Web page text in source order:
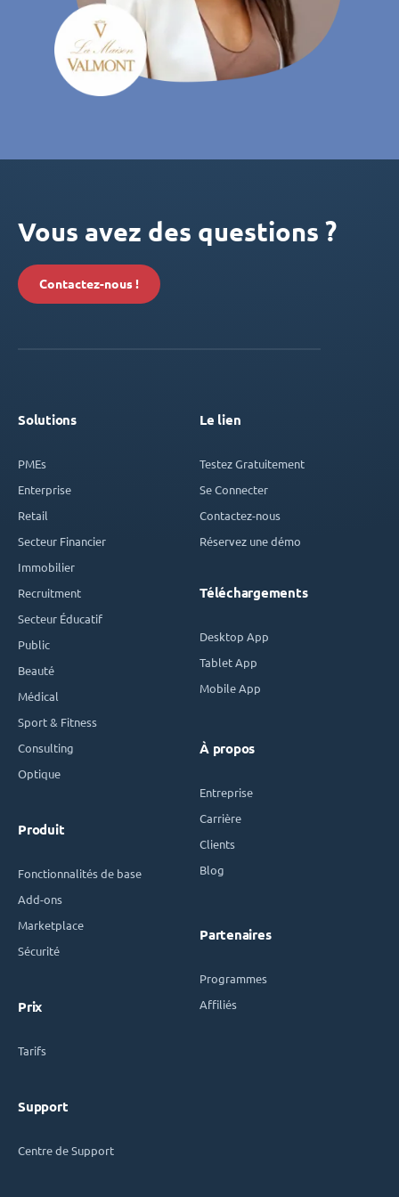
Vous avez des questions ?
Contactez-nous !
Solutions
PMEs
Enterprise
Retail
Secteur Financier
Immobilier
Recruitment
Secteur Éducatif
Public
Beauté
Médical
Sport & Fitness
Consulting
Optique
Produit
Fonctionnalités de base
Add-ons
Marketplace
Sécurité
Prix
Tarifs
Support
Centre de Support
Le lien
Testez Gratuitement
Se Connecter
Contactez-nous
Réservez une démo
Téléchargements
Desktop App
Tablet App
Mobile App
À propos
Entreprise
Carrière
Clients
Blog
Partenaires
Programmes
Affiliés